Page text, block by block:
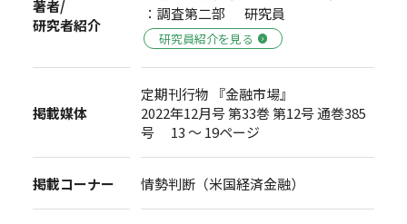
著者/
研究者紹介
：調査第二部 研究員
研究員紹介を見る
掲載媒体
定期刊行物 『金融市場』
2022年12月号 第33巻 第12号 通巻385
号 13 ～ 19ページ
掲載コーナー 情勢判断（米国経済金融）